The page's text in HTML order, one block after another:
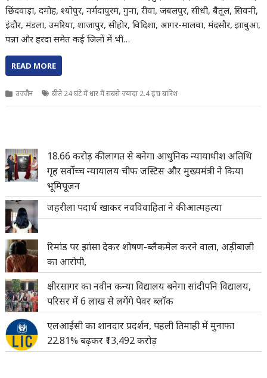
छिंदवाड़ा, दमोह, श्योपुर, नर्मदापुरम, गुना, रीवा, जबलपुर, सीधी, बैतूल, सिवनी,
इंदौर, मंडला, उमरिया, शाजापुर, सीहोर, विदिशा, आगर-मालवा, मंदसौर, झाबुआ,
पन्ना और हरदा समेत कई जिलों में भी…
READ MORE
उज्जैन बीते 24 घंटे में धार में सबसे ज्यादा 2.4 इंच बारिश
18.66 करोड़ की लागत से बनेगा आधुनिक न्यायाधीश अतिथि
गृह सर्वोच्च न्यायालय चीफ जस्टिस और मुख्यमंत्री ने किया
भूमिपूजन
जहरीला पदार्थ खाकर नवविवाहिता ने की आत्महत्या
रिमांड पर झांसा देकर शोषण-ब्लैकमेल करने वाला, अड़ीबाजी
का आरोपी,
क्षीरसागर का नवीन कन्या विद्यालय बनेगा सांदीपनि विद्यालय,
परिसर में 6 लाख से लगेंगे पेवर ब्लॉक
एलआईसी का शानदार प्रदर्शन, पहली तिमाही में मुनाफा
22.81% बढ़कर ₹13,492 करोड़